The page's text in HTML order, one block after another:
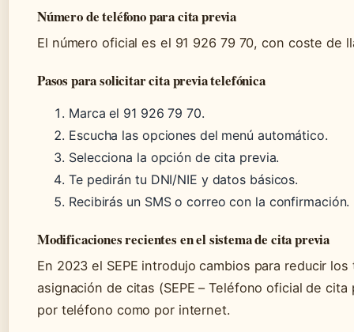
Número de teléfono para cita previa
El número oficial es el 91 926 79 70, con coste de
Pasos para solicitar cita previa telefónica
Marca el 91 926 79 70.
Escucha las opciones del menú automático.
Selecciona la opción de cita previa.
Te pedirán tu DNI/NIE y datos básicos.
Recibirás un SMS o correo con la confirmación.
Modificaciones recientes en el sistema de cita previa
En 2023 el SEPE introdujo cambios para reducir
asignación de citas (SEPE – Teléfono oficial de
por teléfono como por internet.